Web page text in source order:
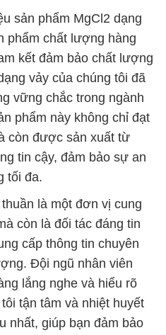
sản phẩm MgCl2 dạng
phẩm chất lượng hàng
kết đảm bảo chất lượng
vảy của chúng tôi đã
vững chắc trong ngành
phẩm này không chỉ đạt
còn được sản xuất từ
tin cậy, đảm bảo sự an
tối đa.
là một đơn vị cung
còn là đối tác đáng tin
cấp thông tin chuyên
Đội ngũ nhân viên
lắng nghe và hiểu rõ
tận tâm và nhiệt huyết
nhất, giúp bạn đảm bảo